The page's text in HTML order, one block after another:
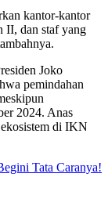
kantor-kantor
II, dan staf yang
Joko
pemindahan
2024. Anas
di IKN
Tata Caranya!